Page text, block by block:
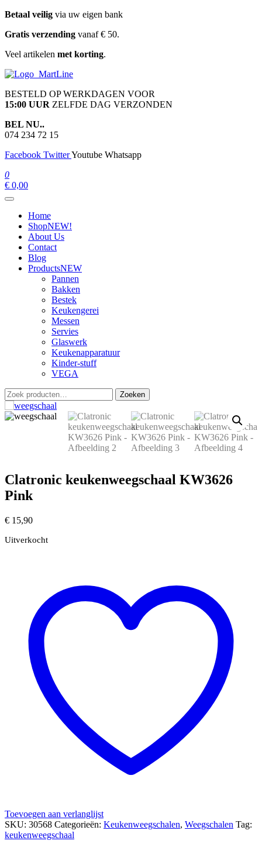
Ga
de
Betaal veilig via uw eigen bank
Gratis verzending vanaf € 50.
Veel artikelen met korting.
martline.nl
BESTELD OP WERKDAGEN VOOR
15:00 UUR ZELFDE DAG VERZONDEN
BEL NU..
074 234 72 15
Facebook TwitterYoutube Whatsapp
0
€ 0,00
Home
ShopNEW!
About Us
Contact
Blog
ProductsNEW
Pannen
Bakken
Bestek
Keukengerei
Messen
Servies
Glaswerk
Keukenapparatuur
Kinder-stuff
VEGA
Zoeken
naar:
Zoeken
Clatronic keukenweegschaal KW3626
Pink
€ 15,90
Uitverkocht
Toevoegen aan verlanglijst
SKU: 30568 Categorieën: Keukenweegschalen, Weegschalen Tag:
keukenweegschaal